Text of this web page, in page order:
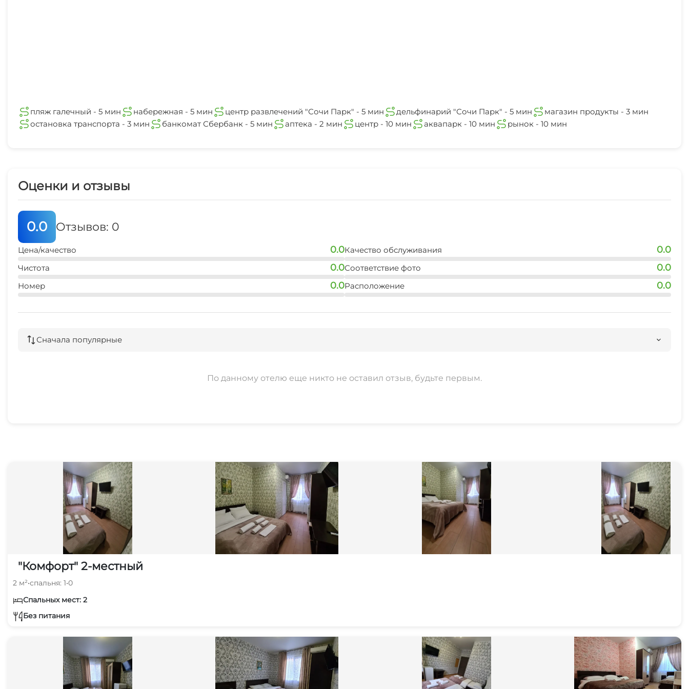
пляж галечный - 5 мин набережная - 5 мин центр развлечений "Сочи Парк" - 5 мин дельфинарий "Сочи Парк" - 5 мин
магазин продукты - 3 мин
остановка транспорта - 3 мин
банкомат Сбербанк - 5 мин аптека - 2 мин центр - 10 мин аквапарк - 10 мин рынок - 10 мин
Оценки и отзывы
0.0 Отзывов: 0
Цена/качество 0.0
Чистота 0.0
Номер 0.0
Качество обслуживания 0.0
Соответствие фото 0.0
Расположение 0.0
Сначала популярные
По данному отелю еще никто не оставил отзыв, будьте первым.
"Комфорт" 2-местный
2 м²•спальня: 1•0
Спальных мест: 2
Без питания